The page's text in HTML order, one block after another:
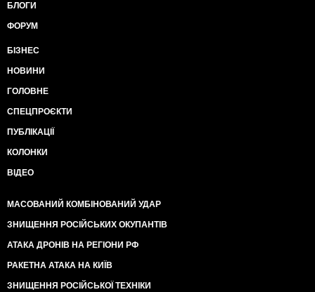
БЛОГИ
ФОРУМ
БІЗНЕС
НОВИНИ
ГОЛОВНЕ
СПЕЦПРОЄКТИ
ПУБЛІКАЦІЇ
КОЛОНКИ
ВІДЕО
МАСОВАНИЙ КОМБІНОВАНИЙ УДАР
ЗНИЩЕННЯ РОСІЙСЬКИХ ОКУПАНТІВ
АТАКА ДРОНІВ НА РЕГІОНИ РФ
РАКЕТНА АТАКА НА КИЇВ
ЗНИЩЕННЯ РОСІЙСЬКОЇ ТЕХНІКИ